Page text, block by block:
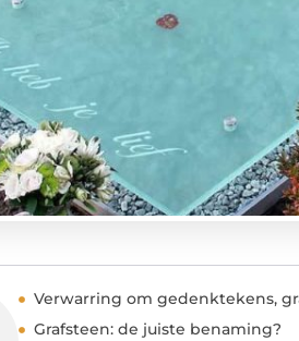
Verwarring om gedenktekens,
Grafsteen: de juiste benaming?